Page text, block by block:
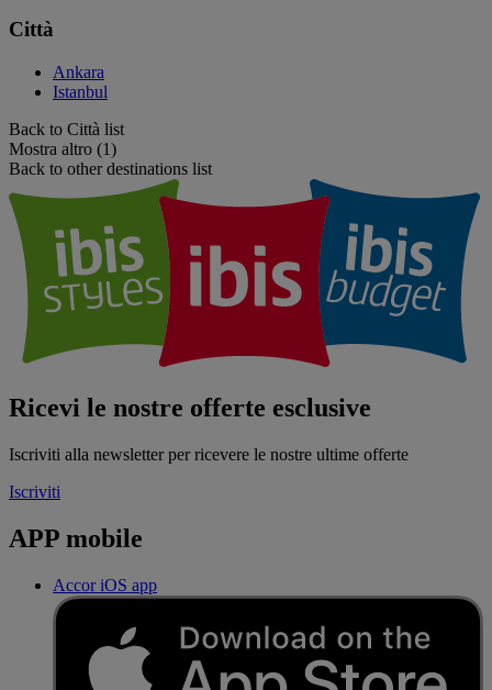
Città
Ankara
Istanbul
Back to Città list
Mostra altro (1)
Back to other destinations list
Ricevi le nostre offerte esclusive
Iscriviti alla newsletter per ricevere le nostre ultime offerte
Iscriviti
APP mobile
Accor iOS app